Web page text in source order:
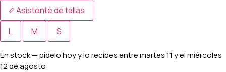
Asistente de tallas
L
M S
En stock— pídelo hoy y lo recibes entremartes 11 y el miércoles
12 de agosto